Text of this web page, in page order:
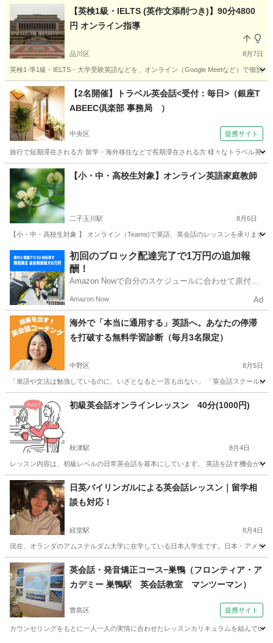
ます。
東京 大田区 蒲田駅
【英検1級・IELTS (英作文添削つき)】90分4800
円 オンライン指導
品川区 8月7日
英検1-準1級・IELTS・大学受験英語などを、オンライン（Google Meetなど）で個別
東京 品川区 英検
【2名開催】トラベル英会話<受付：毎日>（銀座T
ABEEC倶楽部 事務局 ）
中央区 提携サイト
旅行で短期滞在される方 留学・海外移住などで長期滞在される方 様々なトラベル英
東京 中央区 TOEIC(R)テスト
【小・中・高校生対象】オンライン英語家庭教師
二子玉川駅 8月6日
【小・中・高校生対象 】 オンライン（Teams)で英語、英会話のレッスンを承りま
二子玉川駅 英語/基礎英語 オンライン
初回のブロック配達完了で1万円の追加報
酬！
Amazon Nowで自分のスケジュールに合わせて原付や
う！
Amazon Now Ad
海外で「本当に通用する」英語へ。あなたの停滞
を打破する無料学習診断（毎月3名限定）
中野区 8月5日
「単語や文法は勉強しているのに、いざとなると一言も出ない」 「英会話スクール
東京 中野区 英語 無料
初級英会話オンラインレッスン 40分(1000円)
秋津駅 8月4日
レッスン内容は、初級レベルの日常英会話を基本にしています。 英語を話す機会が
東京 東村山市 秋津駅 英会話 オンライン
日英バイリンガルによる英会話レッスン｜留学相
談も対応！
経堂駅 8月4日
現在、オランダのアムステルダム大学に在学している日本人学生です。日本・アメリ
東京 世田谷区 経堂駅 英会話 バイリンガル
英会話・発音矯正コース−巣鴨（フロンティア・ア
カデミー 巣鴨駅 英会話教室 マンツーマン）
豊島区 提携サイト
カウンセリングをもとに一人一人の実情に合わせたレッスンカリキュラムを組んでい